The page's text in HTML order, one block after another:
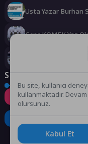
Usta Yazar Burhan
Genç KOMEK Yaz
Dünyanın en ince ve en
Sosyal Medya
Instagram
LinkedIn
Bu site, kullanıcı
kullanmaktadır.
olursunuz.
Kabul Et